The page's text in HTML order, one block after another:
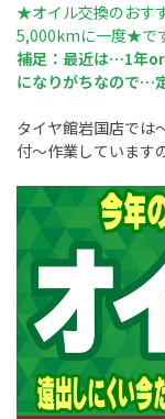
★オイル交換のおす
5,000kmに一度★で
補足：最近は…1年
になりがちなので…
タイヤ館岩国店では
付〜作業していま